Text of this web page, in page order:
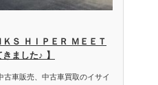
ＫＳ ＨＩＰＥＲ ＭＥＥＴ
ました♪ 】
古車販売、中古車買取のイサイ